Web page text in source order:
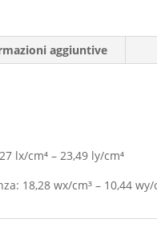
aggiuntive
lx/cm⁴ – 23,49 ly/cm⁴
18,28 wx/cm³ – 10,44 wy/